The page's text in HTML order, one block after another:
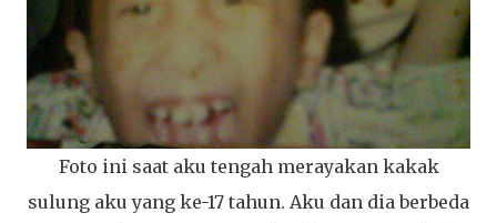
Foto ini saat aku tengah merayakan kakak
sulung aku yang ke-17 tahun. Aku dan dia berbeda